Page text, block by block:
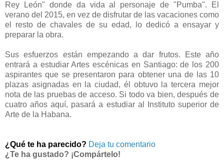
Rey León" donde da vida al personaje de "Pumba". El
verano del 2015, en vez de disfrutar de las vacaciones como
el resto de chavales de su edad, lo dedicó a ensayar y
preparar la obra.
Sus esfuerzos están empezando a dar frutos. Este año
entrará a estudiar Artes escénicas en Santiago: de los 200
aspirantes que se presentaron para obtener una de las 10
plazas asignadas en la ciudad, él obtuvo la tercera mejor
nota de las pruebas de acceso. Si todo va bien, después de
cuatro años aquí, pasará a estudiar al Instituto superior de
Arte de la Habana.
¿Qué te ha parecido? Deja tu comentario
¿Te ha gustado? ¡Compártelo!